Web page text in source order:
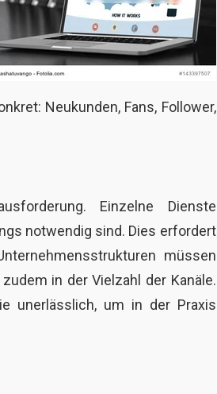
Neukunden, Fans, Follower,
Einzelne Dienste
notwendig sind. Dies erfordert
müssen
in der Vielzahl der Kanäle.
unerlässlich, um in der Praxis